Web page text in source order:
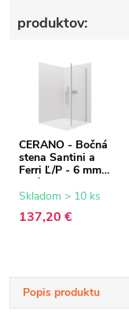
produktov:
CERANO - Bočná
stena Santini a
Ferri Ľ/P - 6 mm -
chróm,
transparentné
cm
Skladom > 10 ks
137,20 €
Popis produktu